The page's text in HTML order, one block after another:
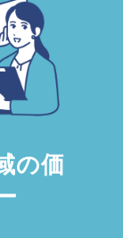
の価